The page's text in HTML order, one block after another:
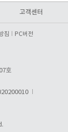
고객센터
침 PC버전
호